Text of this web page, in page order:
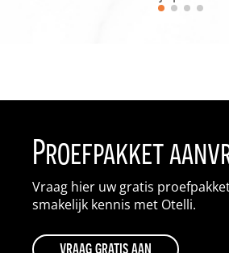
Proefpakket
Vraag hier uw gratis
smakelijk kennis met Otelli.
vraag gratis aan